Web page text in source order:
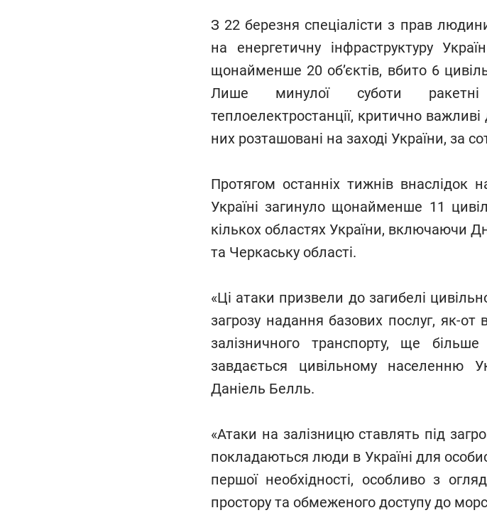
З 22 березня спеціалісти з прав
на енергетичну інфраструктуру
щонайменше 20 об’єктів, вбито 6
Лише минулої суботи
теплоелектростанції, критично
них розташовані на заході України, за
Протягом останніх тижнів внаслідок
Україні загинуло щонайменше 11
кількох областях України, включаючи
та Черкаську області.
«Ці атаки призвели до загибелі
загрозу надання базових послуг, як-от
залізничного транспорту, ще
завдається цивільному населенню
Даніель Белль.
«Атаки на залізницю ставлять під
покладаються люди в Україні для
першої необхідності, особливо з
простору та обмеженого доступу до